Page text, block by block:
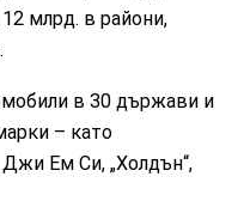
млрд. в райони,
в 30 държави и
– като
Джи Ем Си, „Холдън“,